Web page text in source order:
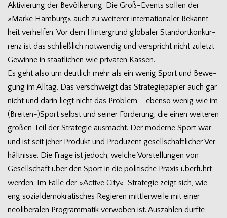
Akti­vie­rung der Bevöl­ke­rung. Die Groß-Events sol­len der
»Marke Ham­burg« auch zu wei­te­rer inter­na­tio­na­ler Bekannt­
heit ver­hel­fen. Vor dem Hin­ter­grund glo­ba­ler Stand­ort­kon­kur­
renz ist das schließ­lich not­wen­dig und ver­spricht nicht zuletzt
Gewinne in staat­li­chen wie pri­va­ten Kassen.
Es geht also um deut­lich mehr als ein wenig Sport und Bewe­
gung im All­tag. Das ver­schweigt das Stra­te­gie­pa­pier auch gar
nicht und darin liegt nicht das Pro­blem – ebenso wenig wie im
(Breiten-)Sport selbst und sei­ner För­de­rung, die einen wei­te­ren
gro­ßen Teil der Stra­te­gie aus­macht. Der moderne Sport war
und ist seit jeher Pro­dukt und Pro­du­zent gesell­schaft­li­cher Ver­
hält­nisse. Die Frage ist jedoch, wel­che Vor­stel­lun­gen von
Gesell­schaft über den Sport in die poli­ti­sche Pra­xis über­führt
wer­den. Im Falle der »Active City«-Strategie zeigt sich, wie
eng sozi­al­de­mo­kra­ti­sches Regie­ren mitt­ler­weile mit einer
neo­li­be­ra­len Pro­gram­ma­tik ver­wo­ben ist. Aus­zah­len dürfte